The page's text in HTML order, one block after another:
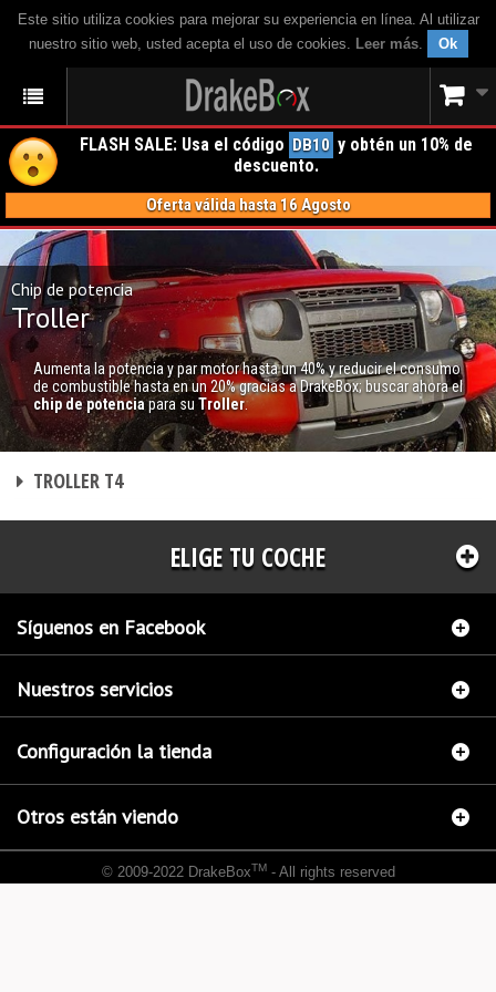
Este sitio utiliza cookies para mejorar su experiencia en línea. Al utilizar
nuestro sitio web, usted acepta el uso de cookies. Leer más. Ok
FLASH SALE: Usa el código DB10 y obtén un 10% de
descuento.
Oferta válida hasta 16 Agosto
Chip de potencia
Troller
Aumenta la potencia y par motor hasta un 40% y reducir el consumo
de combustible hasta en un 20% gracias a DrakeBox; buscar ahora el
chip de potenciapara su Troller.
TROLLER T4
ELIGE TU COCHE
Síguenos en Facebook
Nuestros servicios
Configuración la tienda
Otros están viendo
© 2009-2022 DrakeBoxTM- All rights reserved